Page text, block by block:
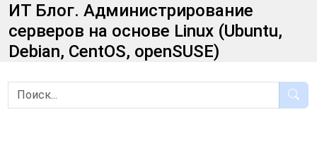
ИТ Блог. Администрирование
серверов на основе Linux (Ubuntu,
Debian, CentOS, openSUSE)